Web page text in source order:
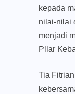
kepada
nilai-nilai
menjadi
Pilar
Tia